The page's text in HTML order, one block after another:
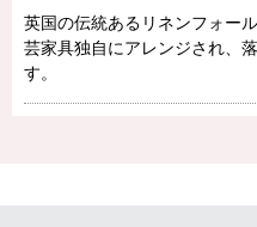
英国の伝統あるリネンフォー
芸家具独自にアレンジされ、
す。